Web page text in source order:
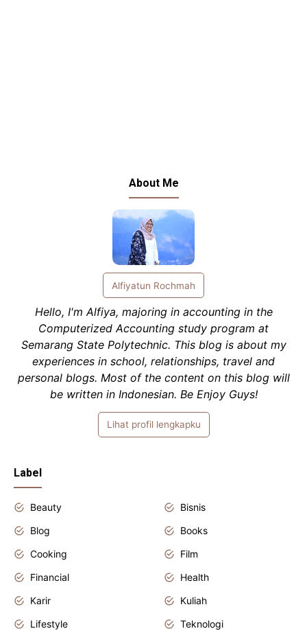
About Me
Alfiyatun Rochmah
Hello, I'm Alfiya, majoring in accounting in the
Computerized Accounting study program at
Semarang State Polytechnic. This blog is about my
experiences in school, relationships, travel and
personal blogs. Most of the content on this blog will
be written in Indonesian. Be Enjoy Guys!
Lihat profil lengkapku
Label
Beauty
Bisnis
Blog
Books
Cooking
Film
Financial
Health
Karir
Kuliah
Lifestyle
Teknologi